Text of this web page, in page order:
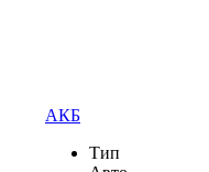
АКБ
Тип